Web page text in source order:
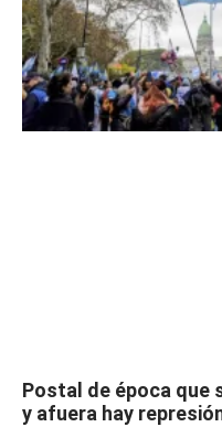
Postal de época que
y afuera hay